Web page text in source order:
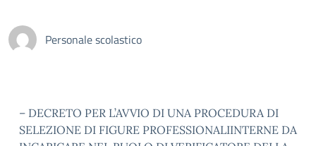
Personale scolastico
– DECRETO PER L’AVVIO DI UNA PROCEDURA DI
SELEZIONE DI FIGURE PROFESSIONALIINTERNE DA